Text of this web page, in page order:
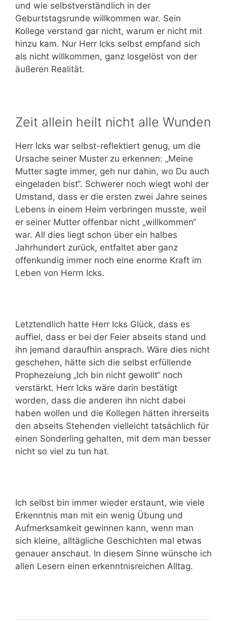
und wie selbstverständlich in der
Geburtstagsrunde willkommen war. Sein
Kollege verstand gar nicht, warum er nicht mit
hinzu kam. Nur Herr Icks selbst empfand sich
als nicht willkommen, ganz losgelöst von der
äußeren Realität.
Zeit allein heilt nicht alle Wunden
Herr Icks war selbst-reflektiert genug, um die
Ursache seiner Muster zu erkennen: „Meine
Mutter sagte immer, geh nur dahin, wo Du auch
eingeladen bist“. Schwerer noch wiegt wohl der
Umstand, dass er die ersten zwei Jahre seines
Lebens in einem Heim verbringen musste, weil
er seiner Mutter offenbar nicht „willkommen“
war. All dies liegt schon über ein halbes
Jahrhundert zurück, entfaltet aber ganz
offenkundig immer noch eine enorme Kraft im
Leben von Herrn Icks.
Letztendlich hatte Herr Icks Glück, dass es
auffiel, dass er bei der Feier abseits stand und
ihn jemand daraufhin ansprach. Wäre dies nicht
geschehen, hätte sich die selbst erfüllende
Prophezeiung „Ich bin nicht gewollt“ noch
verstärkt. Herr Icks wäre darin bestätigt
worden, dass die anderen ihn nicht dabei
haben wollen und die Kollegen hätten ihrerseits
den abseits Stehenden vielleicht tatsächlich für
einen Sonderling gehalten, mit dem man besser
nicht so viel zu tun hat.
Ich selbst bin immer wieder erstaunt, wie viele
Erkenntnis man mit ein wenig Übung und
Aufmerksamkeit gewinnen kann, wenn man
sich kleine, alltägliche Geschichten mal etwas
genauer anschaut. In diesem Sinne wünsche ich
allen Lesern einen erkenntnisreichen Alltag.